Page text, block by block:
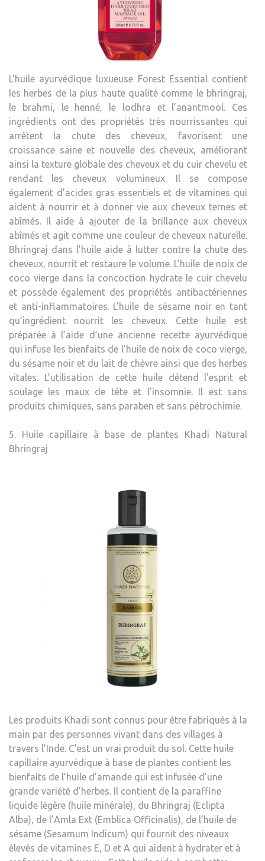
L’huile ayurvédique luxueuse Forest Essential contient
les herbes de la plus haute qualité comme le bhringraj,
le brahmi, le henné, le lodhra et l’anantmool. Ces
ingrédients ont des propriétés très nourrissantes qui
arrêtent la chute des cheveux, favorisent une
croissance saine et nouvelle des cheveux, améliorant
ainsi la texture globale des cheveux et du cuir chevelu et
rendant les cheveux volumineux. Il se compose
également d’acides gras essentiels et de vitamines qui
aident à nourrir et à donner vie aux cheveux ternes et
abîmés. Il aide à ajouter de la brillance aux cheveux
abîmés et agit comme une couleur de cheveux naturelle.
Bhringraj dans l’huile aide à lutter contre la chute des
cheveux, nourrit et restaure le volume. L’huile de noix de
coco vierge dans la concoction hydrate le cuir chevelu
et possède également des propriétés antibactériennes
et anti-inflammatoires. L’huile de sésame noir en tant
qu’ingrédient nourrit les cheveux. Cette huile est
préparée à l’aide d’une ancienne recette ayurvédique
qui infuse les bienfaits de l’huile de noix de coco vierge,
du sésame noir et du lait de chèvre ainsi que des herbes
vitales. L’utilisation de cette huile détend l’esprit et
soulage les maux de tête et l’insomnie. Il est sans
produits chimiques, sans paraben et sans pétrochimie.
5. Huile capillaire à base de plantes Khadi Natural
Bhringraj
Les produits Khadi sont connus pour être fabriqués à la
main par des personnes vivant dans des villages à
travers l’Inde. C’est un vrai produit du sol. Cette huile
capillaire ayurvédique à base de plantes contient les
bienfaits de l’huile d’amande qui est infusée d’une
grande variété d’herbes. Il contient de la paraffine
liquide légère (huile minérale), du Bhringraj (Eclipta
Alba), de l’Amla Ext (Emblica Officinalis), de l’huile de
sésame (Sesamum Indicum) qui fournit des niveaux
élevés de vitamines E, D et A qui aident à hydrater et à